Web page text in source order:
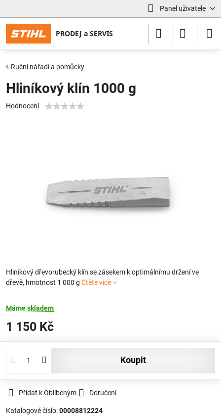
Panel uživatele
Ruční nářadí a pomůcky
Hliníkový klín 1000 g
Hodnocení
Hliníkový dřevorubecký klín se zásekem k optimálnímu držení ve
dřevě, hmotnost 1 000 g Čtěte více
Máme skladem
1 150 Kč
koupit
Přidat k Oblíbeným Doručení
Katalogové číslo:00008812224